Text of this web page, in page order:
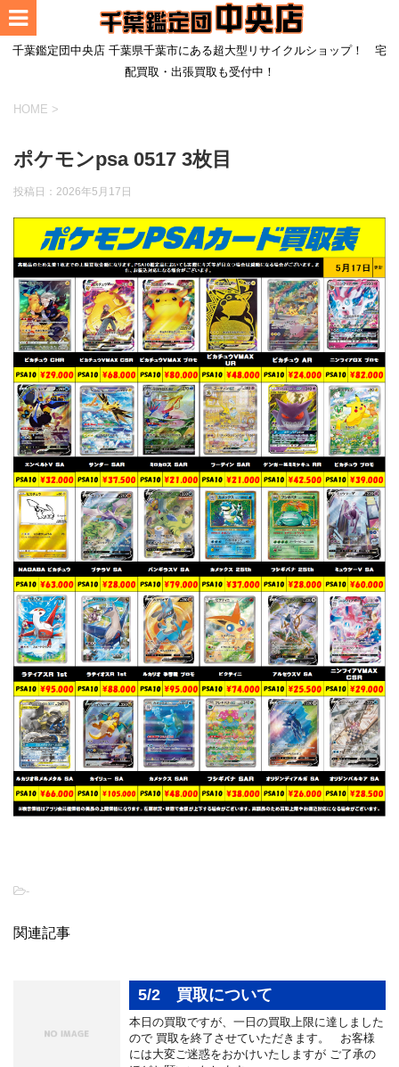
千葉鑑定団中央店 千葉県千葉市にある超大型リサイクルショップ！ 宅
配買取・出張買取も受付中！
HOME >
ポケモンpsa 0517 3枚目
投稿日： 2026年5月17日
-
関連記事
5/2 買取について
本日の買取ですが、一日の買取上限に達しました
ので 買取を終了させていただきます。 お客様
には大変ご迷惑をおかけいたしますが ご了承の